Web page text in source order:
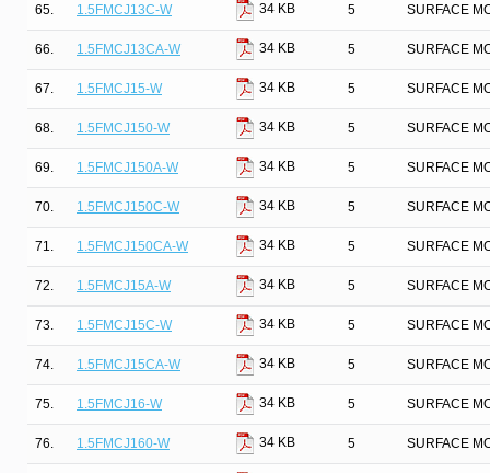
65. 1.5FMCJ13C-W 34 KB 5 SURFACE
66. 1.5FMCJ13CA-W 34 KB 5 SURFACE
67. 1.5FMCJ15-W 34 KB 5 SURFACE
68. 1.5FMCJ150-W 34 KB 5 SURFACE
69. 1.5FMCJ150A-W 34 KB 5 SURFACE
70. 1.5FMCJ150C-W 34 KB 5 SURFACE
71. 1.5FMCJ150CA-W 34 KB 5 SURFACE
72. 1.5FMCJ15A-W 34 KB 5 SURFACE
73. 1.5FMCJ15C-W 34 KB 5 SURFACE
74. 1.5FMCJ15CA-W 34 KB 5 SURFACE
75. 1.5FMCJ16-W 34 KB 5 SURFACE
76. 1.5FMCJ160-W 34 KB 5 SURFACE